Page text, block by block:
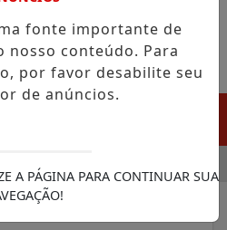
fonte importante de
nosso conteúdo. Para
por favor desabilite seu
de anúncios.
A PÁGINA PARA CONTINUAR SUA